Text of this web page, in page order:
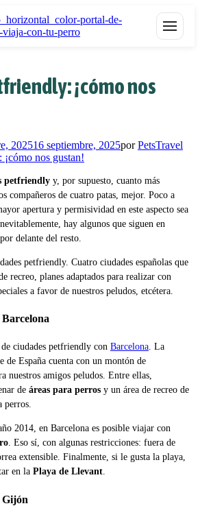
¡cómo nos
202516 septiembre, 2025por PetsTravel
petfriendly y, por supuesto, cuanto más
compañeros de cuatro patas, mejor. Poco a
apertura y permisividad en este aspecto sea
hay algunos que siguen en
delante del resto.
petfriendly. Cuatro ciudades españolas que
recreo, planes adaptados para realizar con
a favor de nuestros peludos, etcétera.
ciudades petfriendly con Barcelona. La
de España cuenta con un montón de
nuestros amigos peludos. Entre ellas,
de áreas para perros y un área de recreo de
perros.
2014, en Barcelona es posible viajar con
. Eso sí, con algunas restricciones: fuera de
extensible. Finalmente, si le gusta la playa,
en la Playa de Llevant.
Gijón